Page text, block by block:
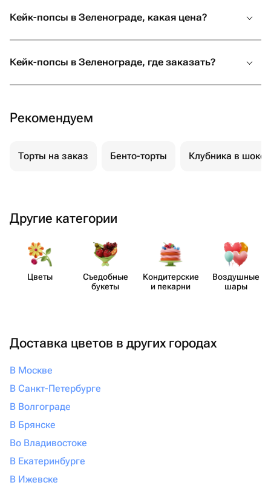
Кейк-попсы в Зеленограде, какая цена?
Кейк-попсы в Зеленограде, где заказать?
Рекомендуем
Торты на заказ Бенто-торты Клубника в
Другие категории
Цветы
Съедобные
букеты
Кондит​ерские
и пекарни
Воздушные
шары
Доставка цветов в других городах
В Москве
В Санкт-Петербурге
В Волгограде
В Брянске
Во Владивостоке
В Екатеринбурге
В Ижевске